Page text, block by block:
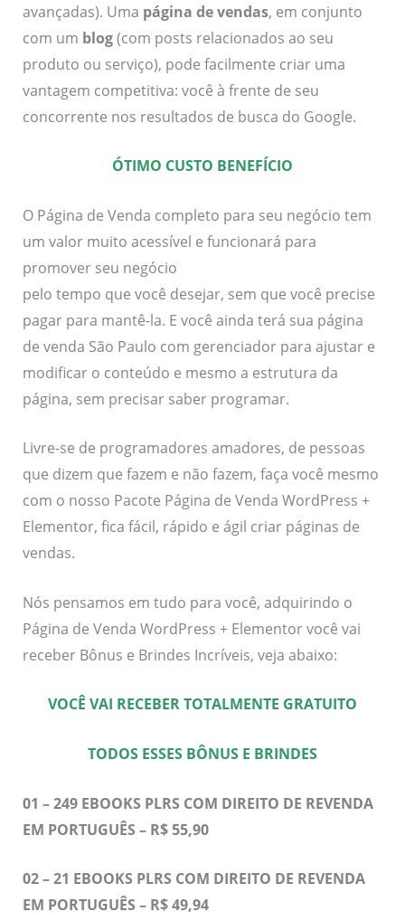
avançadas). Uma página de vendas, em conjunto
com um blog(com posts relacionados ao seu
produto ou serviço), pode facilmente criar uma
vantagem competitiva: você à frente de seu
concorrente nos resultados de busca do Google.
ÓTIMO CUSTO BENEFÍCIO
O Página de Venda completo para seu negócio tem
um valor muito acessível e funcionará para
promover seu negócio
pelo tempo que você desejar, sem que você precise
pagar para mantê-la. E você ainda terá sua página
de venda São Paulo com gerenciador para ajustar e
modificar o conteúdo e mesmo a estrutura da
página, sem precisar saber programar.
Livre-se de programadores amadores, de pessoas
que dizem que fazem e não fazem, faça você mesmo
com o nosso Pacote Página de Venda WordPress +
Elementor, fica fácil, rápido e ágil criar páginas de
vendas.
Nós pensamos em tudo para você, adquirindo o
Página de Venda WordPress + Elementor você vai
receber Bônus e Brindes Incríveis, veja abaixo:
VOCÊ VAI RECEBER TOTALMENTE GRATUITO
TODOS ESSES BÔNUS E BRINDES
01 – 249 EBOOKS PLRS COM DIREITO DE REVENDA
EM PORTUGUÊS – R$ 55,90
02 – 21 EBOOKS PLRS COM DIREITO DE REVENDA
EM PORTUGUÊS – R$ 49,94